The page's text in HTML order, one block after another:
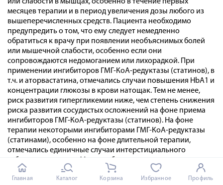
или слабости в мышцах, особенно в течение первых
месяцев терапии и в период увеличения дозы любого из
вышеперечисленных средств. Пациента необходимо
предупредить о том, что ему следует немедленно
обратиться к врачу при появлении необъяснимых болей
или мышечной слабости, особенно если они
сопровождаются недомоганием или лихорадкой. При
применении ингибиторов ГМГ-КоА-редуктазы (статинов), в
т.ч. и аторвастатина, отмечались случаи повышения HbА1 и
концентрации глюкозы в крови натощак. Тем не менее,
риск развития гипергликемии ниже, чем степень снижения
риска развития сосудистых осложнений на фоне приема
ингибиторов ГМГ-КоА-редуктазы (статинов). На фоне
терапии некоторыми ингибиторами ГМГ-КоА-редуктазы
(статинами), особенно на фоне длительной терапии,
отмечались единичные случаи интерстициального
непродуктивный кашель и ухудшение общего состояния
здоровья (утомляемость, снижение массы тела и
Главная Каталог Корзина Избранное Профиль